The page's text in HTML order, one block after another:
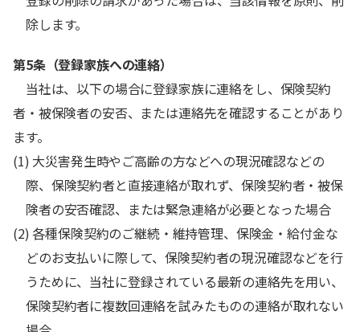
除します。
第5条（登録家族への連絡）
当社は、以下の場合に登録家族に連絡をし、保険契約
者・被保険者の安否、または連絡先を確認することがあり
ます。
(1) 大災害発生時やご高齢の方などへの現況確認などの
際、保険契約者と直接連絡が取れず、保険契約者・被保
険者の安否確認、または緊急連絡が必要となった場合
(2) 各種保険契約のご継続・維持管理、保険金・給付金な
どのお支払いに際して、保険契約者の現況確認などを行
うために、当社に登録されている最新の連絡先を用い、
保険契約者に複数回連絡を試みたものの連絡が取れない